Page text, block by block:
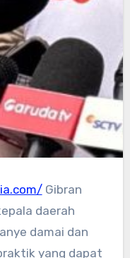
Gibran
daerah
damai dan
yang dapat